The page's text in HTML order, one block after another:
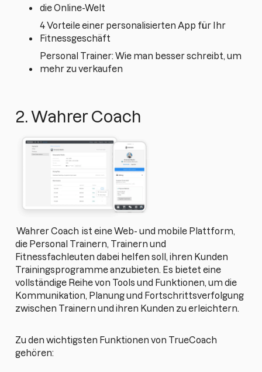
die Online-Welt
4 Vorteile einer personalisierten App für Ihr
Fitnessgeschäft
Personal Trainer: Wie man besser schreibt, um
mehr zu verkaufen
2. Wahrer Coach
Wahrer Coach ist eine Web- und mobile Plattform,
die Personal Trainern, Trainern und
Fitnessfachleuten dabei helfen soll, ihren Kunden
Trainingsprogramme anzubieten. Es bietet eine
vollständige Reihe von Tools und Funktionen, um die
Kommunikation, Planung und Fortschrittsverfolgung
zwischen Trainern und ihren Kunden zu erleichtern.
Zu den wichtigsten Funktionen von TrueCoach
gehören: